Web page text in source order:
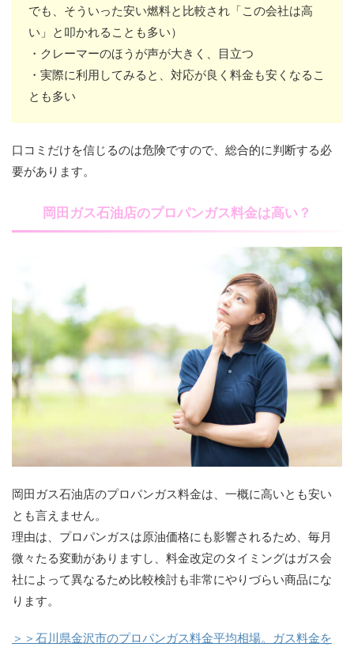
でも、そういった安い燃料と比較され「この会社は高
い」と叩かれることも多い）
・クレーマーのほうが声が大きく、目立つ
・実際に利用してみると、対応が良く料金も安くなるこ
とも多い
口コミだけを信じるのは危険ですので、総合的に判断する必
要があります。
岡田ガス石油店のプロパンガス料金は高い？
岡田ガス石油店のプロパンガス料金は、一概に高いとも安い
とも言えません。
理由は、プロパンガスは原油価格にも影響されるため、毎月
微々たる変動がありますし、料金改定のタイミングはガス会
社によって異なるため比較検討も非常にやりづらい商品にな
ります。
＞＞石川県金沢市のプロパンガス料金平均相場。ガス料金を